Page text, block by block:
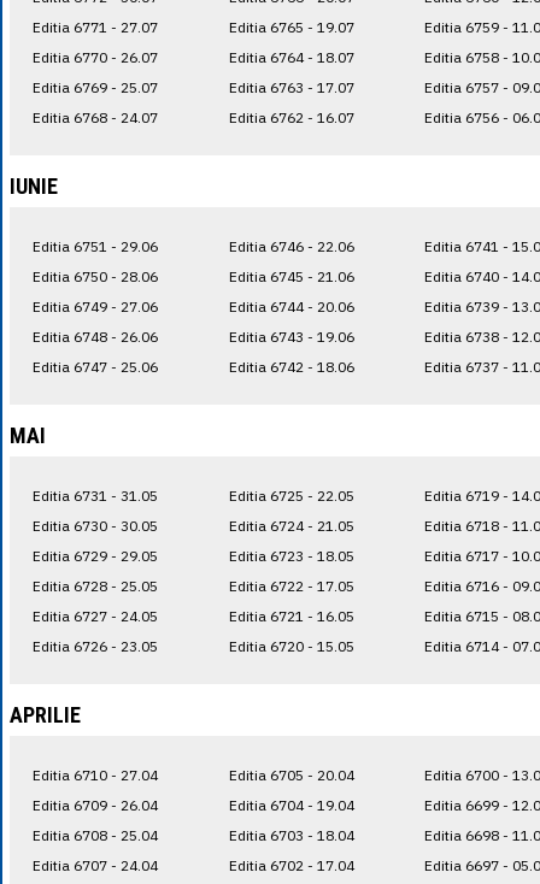
Editia 6771 - 27.07
Editia 6770 - 26.07
Editia 6769 - 25.07
Editia 6768 - 24.07
Editia 6765 - 19.07
Editia 6764 - 18.07
Editia 6763 - 17.07
Editia 6762 - 16.07
Editia 6759 -
Editia 6758 -
Editia 6757 -
Editia 6756 -
IUNIE
Editia 6751 - 29.06
Editia 6750 - 28.06
Editia 6749 - 27.06
Editia 6748 - 26.06
Editia 6747 - 25.06
Editia 6746 - 22.06
Editia 6745 - 21.06
Editia 6744 - 20.06
Editia 6743 - 19.06
Editia 6742 - 18.06
Editia 6741 -
Editia 6740 -
Editia 6739 -
Editia 6738 -
Editia 6737 -
MAI
Editia 6731 - 31.05
Editia 6730 - 30.05
Editia 6729 - 29.05
Editia 6728 - 25.05
Editia 6727 - 24.05
Editia 6726 - 23.05
Editia 6725 - 22.05
Editia 6724 - 21.05
Editia 6723 - 18.05
Editia 6722 - 17.05
Editia 6721 - 16.05
Editia 6720 - 15.05
Editia 6719 -
Editia 6718 -
Editia 6717 -
Editia 6716 -
Editia 6715 -
Editia 6714 -
APRILIE
Editia 6710 - 27.04
Editia 6709 - 26.04
Editia 6708 - 25.04
Editia 6707 - 24.04
Editia 6705 - 20.04
Editia 6704 - 19.04
Editia 6703 - 18.04
Editia 6702 - 17.04
Editia 6700 -
Editia 6699 -
Editia 6698 -
Editia 6697 -